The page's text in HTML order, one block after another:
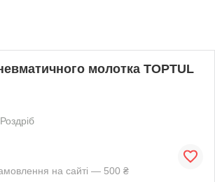
молотка TOPTUL
Роздріб
на сайті — 500 ₴